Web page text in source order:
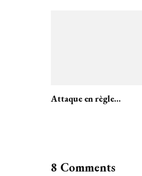
Attaque en règle…
8 Comments